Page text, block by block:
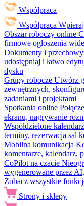
Współpraca
Współpraca
Obszar roboczy online
firmowe ogłoszenia
Dokumenty i
udostępniaj i łatwo
dysku
Grupy robocze Utwórz
zewnętrznych,
zadaniami i projektami
Spotkania online
ekranu, nagrywanie
Współdzielone
terminy, rezerwacja sal
Mobilna komunikacja
komentarze, kalendarz,
CoPilot na czacie
wygenerowane przez
Zobacz wszystkie
Strony i sklepy